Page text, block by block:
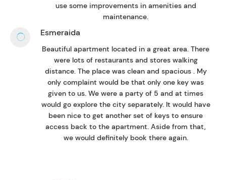
use some improvements in amenities and
maintenance.
Esmeraida
Beautiful apartment located in a great area. There
were lots of restaurants and stores walking
distance. The place was clean and spacious . My
only complaint would be that only one key was
given to us. We were a party of 5 and at times
would go explore the city separately. It would have
been nice to get another set of keys to ensure
access back to the apartment. Aside from that,
we would definitely book there again.